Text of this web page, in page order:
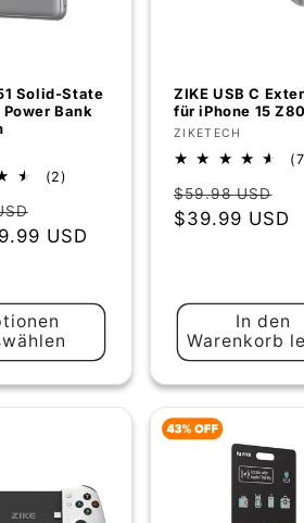
Solid-State
Bank
(2)
USD
ZIKE USB C
für iPhone 15
Anbieter:
ZIKETECH
Normaler
Preis
$59.98 USD
$39.99 USD
In den
Warenkorb